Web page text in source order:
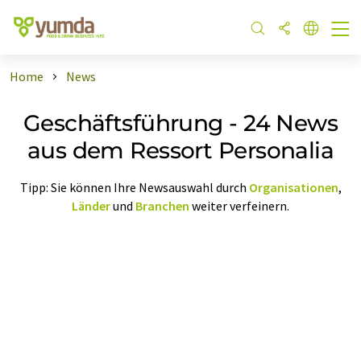
Home News
Geschäftsführung - 24 News
aus dem Ressort Personalia
Tipp: Sie können Ihre Newsauswahl durch Organisationen,
Länderund Branchen weiter verfeinern.